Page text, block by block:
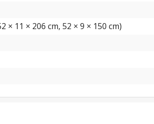
× 11 × 206 cm, 52 × 9 × 150 cm)